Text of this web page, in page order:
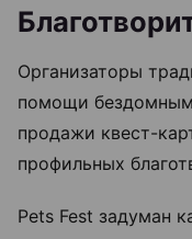
Организаторы
помощи
продажи квест-
профильных
Pets Fest задуман